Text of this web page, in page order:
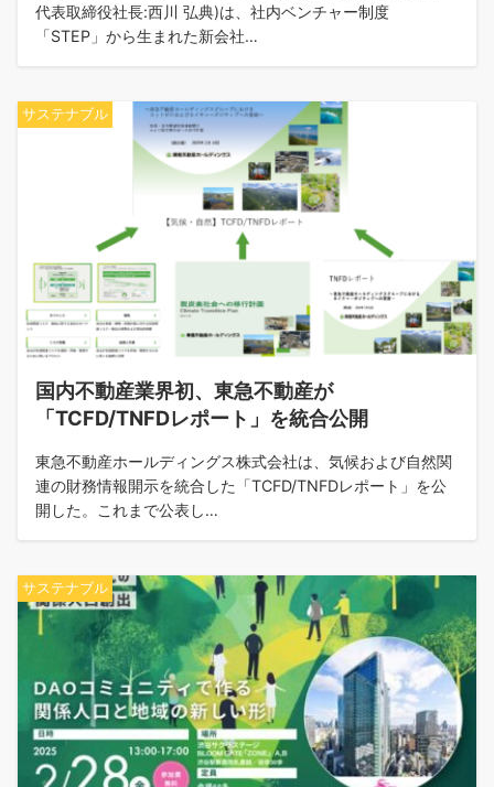
代表取締役社長:西川 弘典)は、社内ベンチャー制度
「STEP」から生まれた新会社…
サステナブル
国内不動産業界初、東急不動産が
「TCFD/TNFDレポート」を統合公開
東急不動産ホールディングス株式会社は、気候および自然関
連の財務情報開示を統合した「TCFD/TNFDレポート」を公
開した。これまで公表し…
サステナブル